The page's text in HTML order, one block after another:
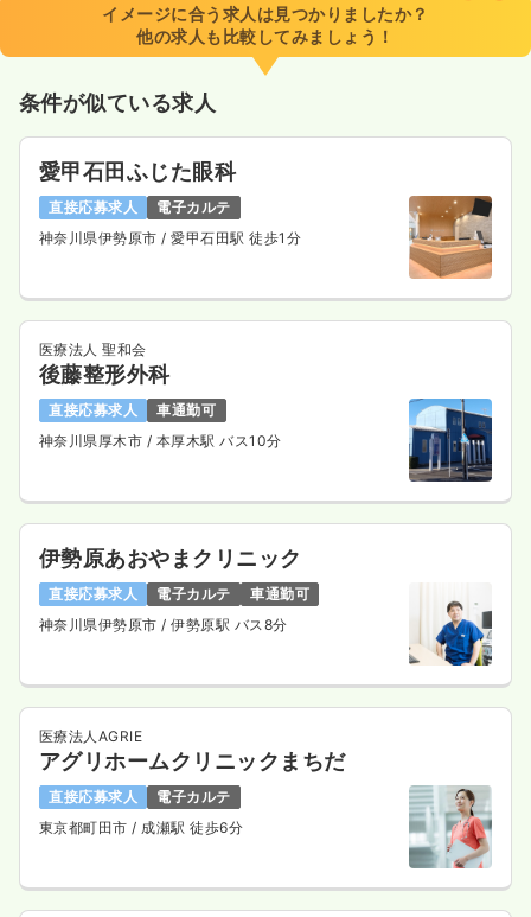
イメージに合う求人は見つかりましたか？
他の求人も比較してみましょう！
条件が似ている求人
愛甲石田ふじた眼科
直接応募求人
電子カルテ
神奈川県伊勢原市/ 愛甲石田駅 徒歩1分
医療法人 聖和会
後藤整形外科
直接応募求人
車通勤可
神奈川県厚木市 / 本厚木駅 バス10分
伊勢原あおやまクリニック
直接応募求人 電子カルテ
車通勤可
神奈川県伊勢原市/ 伊勢原駅 バス8分
医療法人AGRIE
アグリホームクリニックまちだ
直接応募求人
電子カルテ
東京都町田市/ 成瀬駅 徒歩6分